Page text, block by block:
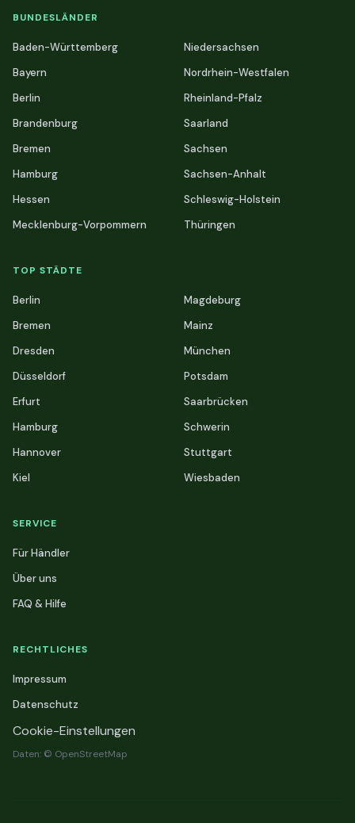
BUNDESLÄNDER
Baden-Württemberg
Bayern
Berlin
Brandenburg
Bremen
Hamburg
Hessen
Mecklenburg-Vorpommern
Niedersachsen
Nordrhein-Westfalen
Rheinland-Pfalz
Saarland
Sachsen
Sachsen-Anhalt
Schleswig-Holstein
Thüringen
TOP STÄDTE
Berlin
Bremen
Dresden
Düsseldorf
Erfurt
Hamburg
Hannover
Kiel
Magdeburg
Mainz
München
Potsdam
Saarbrücken
Schwerin
Stuttgart
Wiesbaden
SERVICE
Für Händler
Über uns
FAQ & Hilfe
RECHTLICHES
Impressum
Datenschutz
Cookie-Einstellungen
Daten: © OpenStreetMap